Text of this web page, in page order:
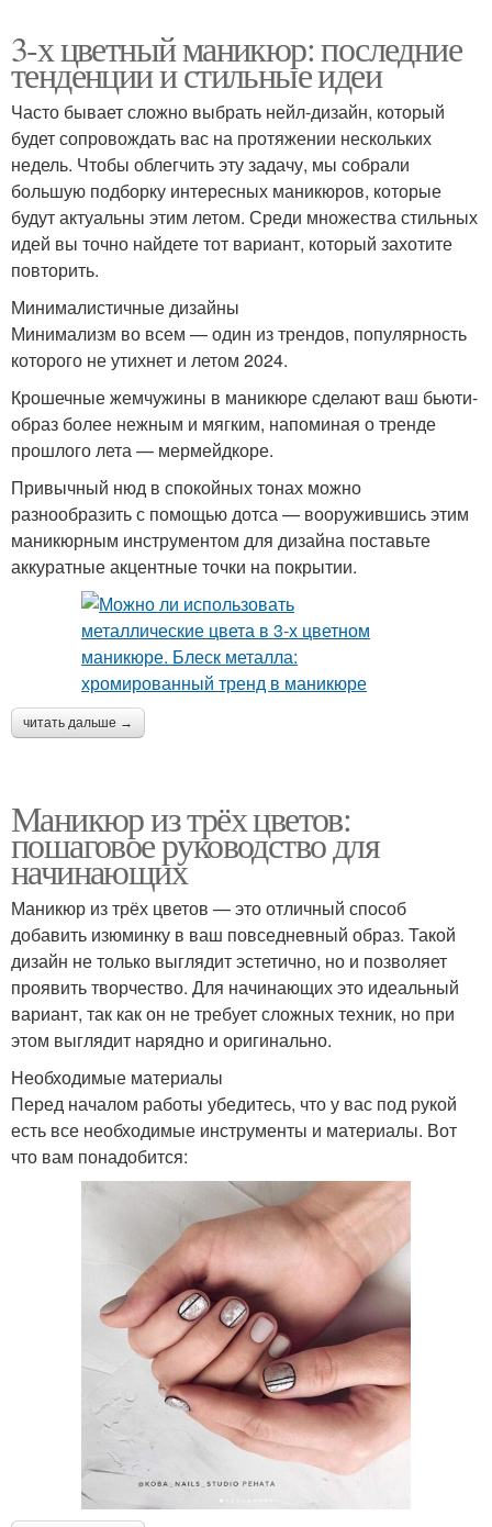
3-х цветный маникюр: последние
тенденции и стильные идеи
Часто бывает сложно выбрать нейл-дизайн, который
будет сопровождать вас на протяжении нескольких
недель. Чтобы облегчить эту задачу, мы собрали
большую подборку интересных маникюров, которые
будут актуальны этим летом. Среди множества стильных
идей вы точно найдете тот вариант, который захотите
повторить.
Минималистичные дизайны
Минимализм во всем — один из трендов, популярность
которого не утихнет и летом 2024.
Крошечные жемчужины в маникюре сделают ваш бьюти-
образ более нежным и мягким, напоминая о тренде
прошлого лета — мермейдкоре.
Привычный нюд в спокойных тонах можно
разнообразить с помощью дотса — вооружившись этим
маникюрным инструментом для дизайна поставьте
аккуратные акцентные точки на покрытии.
читать дальше →
Маникюр из трёх цветов:
пошаговое руководство для
начинающих
Маникюр из трёх цветов — это отличный способ
добавить изюминку в ваш повседневный образ. Такой
дизайн не только выглядит эстетично, но и позволяет
проявить творчество. Для начинающих это идеальный
вариант, так как он не требует сложных техник, но при
этом выглядит нарядно и оригинально.
Необходимые материалы
Перед началом работы убедитесь, что у вас под рукой
есть все необходимые инструменты и материалы. Вот
что вам понадобится: